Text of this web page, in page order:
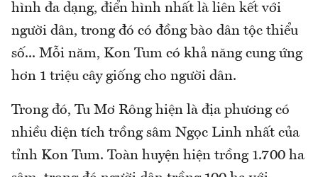
hình đa dạng, điển hình nhất là liên kết với
người dân, trong đó có đồng bào dân tộc thiểu
số... Mỗi năm, Kon Tum có khả năng cung ứng
hơn 1 triệu cây giống cho người dân.
Trong đó, Tu Mơ Rông hiện là địa phương có
nhiều diện tích trồng sâm Ngọc Linh nhất của
tỉnh Kon Tum. Toàn huyện hiện trồng 1.700 ha